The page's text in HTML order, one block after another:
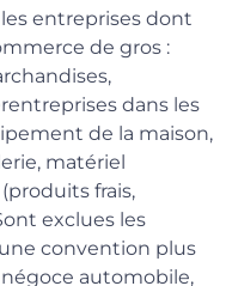
entreprises dont
de gros :
dans les
de la maison,
matériel
frais,
exclues les
convention plus
automobile,